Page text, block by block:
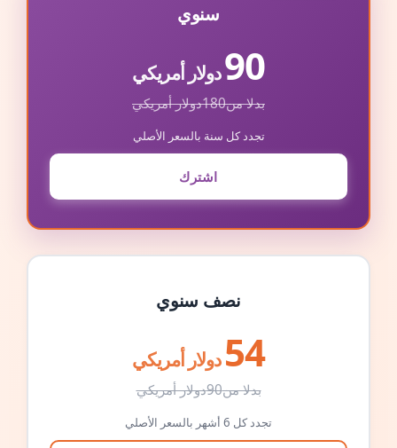
سنوي
90دولار أمريكي
بدلا من180دولار أمريكي
تجدد كل سنة بالسعر الأصلي
اشترك
نصف سنوي
54 دولار أمريكي
بدلا من90دولار أمريكي
تجدد كل 6 أشهر بالسعر الأصلي